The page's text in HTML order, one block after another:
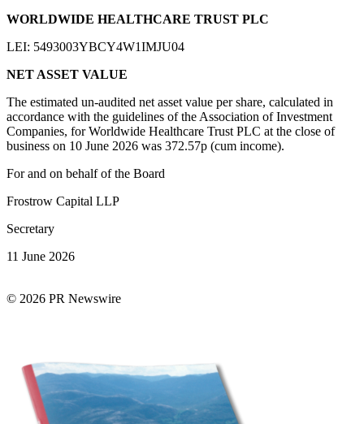
WORLDWIDE HEALTHCARE TRUST PLC
LEI: 5493003YBCY4W1IMJU04
NET ASSET VALUE
The estimated un-audited net asset value per share, calculated in
accordance with the guidelines of the Association of Investment
Companies, for Worldwide Healthcare Trust PLC at the close of
business on 10 June 2026 was 372.57p (cum income).
For and on behalf of the Board
Frostrow Capital LLP
Secretary
11 June 2026
© 2026 PR Newswire